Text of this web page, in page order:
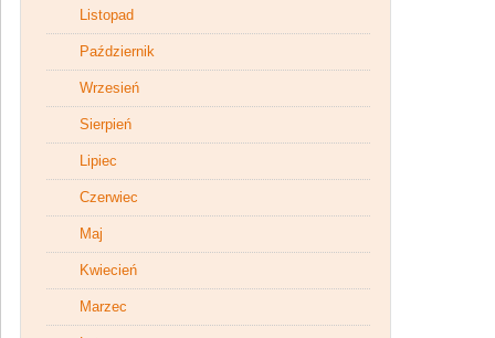
Listopad
Październik
Wrzesień
Sierpień
Lipiec
Czerwiec
Maj
Kwiecień
Marzec